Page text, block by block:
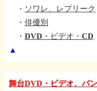
・ ソワレ、レプリーク
・ 俳優別
・ DVD・ビデオ・CD
▲
舞台DVD・ビデオ、パ